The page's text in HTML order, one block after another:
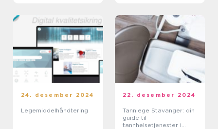
24. desember 2024
Legemiddelhåndtering
22. desember 2024
Tannlege Stavanger: din
guide til
tannhelsetjenester i